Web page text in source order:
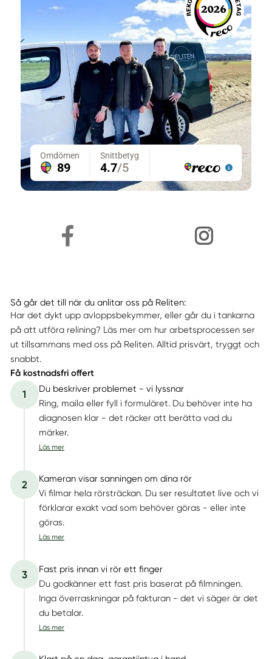
Så går det till när du anlitar oss på Reliten:
Har det dykt upp avloppsbekymmer, eller går du i tankarna
på att utföra relining? Läs mer om hur arbetsprocessen ser
ut tillsammans med oss på Reliten. Alltid prisvärt, tryggt och
snabbt.
Få kostnadsfri offert
1
Du beskriver problemet - vi lyssnar
Ring, maila eller fyll i formuläret. Du behöver inte ha
diagnosen klar - det räcker att berätta vad du
märker.
Läs mer
2
Kameran visar sanningen om dina rör
Vi filmar hela rörsträckan. Du ser resultatet live och vi
förklarar exakt vad som behöver göras - eller inte
göras.
Läs mer
3
Fast pris innan vi rör ett finger
Du godkänner ett fast pris baserat på filmningen.
Inga överraskningar på fakturan - det vi säger är det
du betalar.
Läs mer